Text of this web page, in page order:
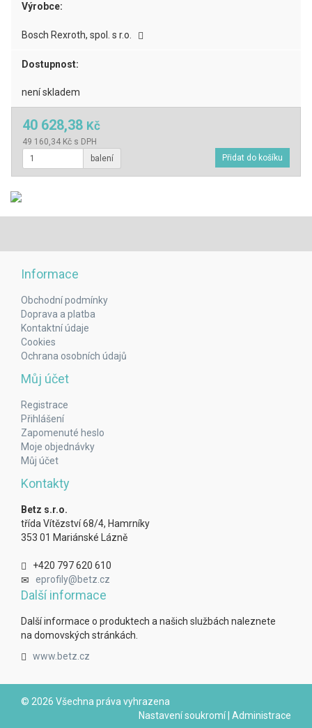
Výrobce:
Bosch Rexroth, spol. s r.o.
Dostupnost:
není skladem
40 628,38 Kč
49 160,34 Kč s DPH
balení
Informace
Obchodní podmínky
Doprava a platba
Kontaktní údaje
Cookies
Ochrana osobních údajů
Můj účet
Registrace
Přihlášení
Zapomenuté heslo
Moje objednávky
Můj účet
Kontakty
Betz s.r.o.
třída Vítězství 68/4, Hamrníky
353 01 Mariánské Lázně
+420 797 620 610
eprofily@betz.cz
Další informace
Další informace o produktech a našich službách naleznete
na domovských stránkách.
www.betz.cz
© 2026 Všechna práva vyhrazena
Nastavení soukromí| Administrace